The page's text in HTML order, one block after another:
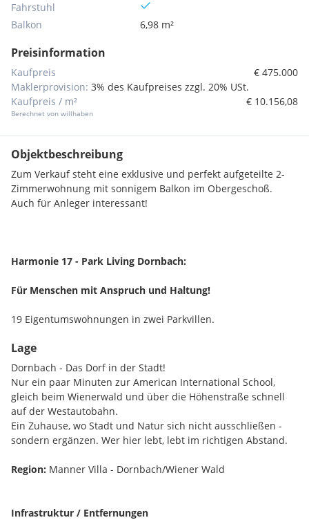
Fahrstuhl
Balkon
6,98 m²
Preisinformation
Kaufpreis
€ 475.000
Maklerprovision: 3% des Kaufpreises zzgl. 20% USt.
Kaufpreis / m²
Berechnet von willhaben
€ 10.156,08
Objektbeschreibung
Zum Verkauf steht eine exklusive und perfekt aufgeteilte 2-
Zimmerwohnung mit sonnigem Balkon im Obergeschoß.
Auch für Anleger interessant!
Harmonie 17 - Park Living Dornbach:
Für Menschen mit Anspruch und Haltung!
19 Eigentumswohnungen in zwei Parkvillen.
Offen geplant, hochwertig ausgestattet und trotzdem
architektonisch zurückhaltend - damit das Leben im
Vordergrund steht.
Zurückhaltender Luxus - spürbare Qualität.
Harmonie 17 steht für gehobenes Wohnen - reduziert im
Ausdruck, hochwertig in der Ausführung. Materialien und
Lage
Dornbach - Das Dorf in der Stadt!
Nur ein paar Minuten zur American International School,
gleich beim Wienerwald und über die Höhenstraße schnell
auf der Westautobahn.
Ein Zuhause, wo Stadt und Natur sich nicht ausschließen -
sondern ergänzen. Wer hier lebt, lebt im richtigen Abstand.
Region: Manner Villa - Dornbach/Wiener Wald
Infrastruktur / Entfernungen